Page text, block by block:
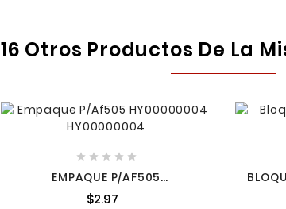
16 Otros Productos De La
    
EMPAQUE P/AF505
HY00000004 HY00000004
$2.97